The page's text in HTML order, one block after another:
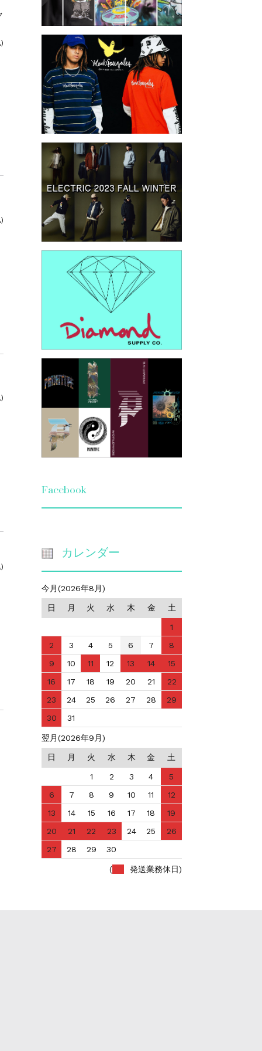
Facebook
カレンダー
今月(2026年8月)
日 月 火 水 木 金 土
1
2
3 4 5 6 7
8
9
10 11 12 13 14
15
16
17 18 19 20 21
22
23
24 25 26 27 28
29
30
31
翌月(2026年9月)
日 月 火 水 木 金 土
1 2 3 4
5
6
7 8 9 10 11
12
13
14 15 16 17 18
19
20
21 22 23 24 25
26
27
28 29 30
( 発送業務休日)